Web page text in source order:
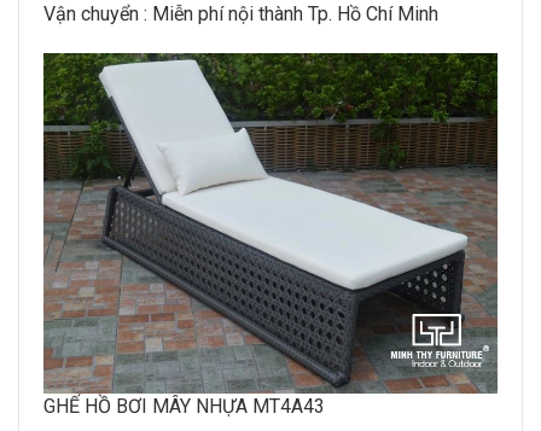
Vận chuyển : Miễn​ p​hí nội thành​ Tp. Hồ Chí Minh
GHẾ HỒ BƠI MÂY NHỰA MT4A43